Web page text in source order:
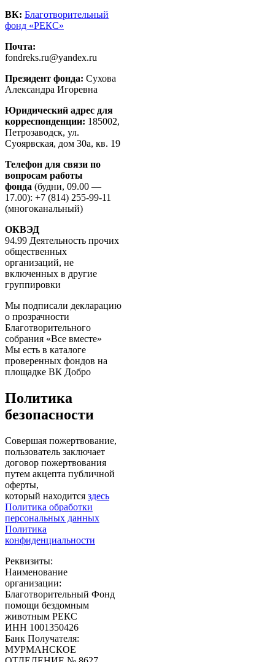
ВК: Благотворительный
фонд «РЕКС»
Почта:
fondreks.ru@yandex.ru
Президент фонда: Сухова
Александра Игоревна
Юридический адрес для
корреспонденции: 185002,
Петрозаводск, ул.
Суоярвская, дом 30а, кв. 19
Телефон для связи по
вопросам работы
фонда (будни, 09.00 —
17.00): +7 (814) 255-99-11
(многоканальный)
ОКВЭД
94.99 Деятельность прочих
общественных
организаций, не
включенных в другие
группировки
Мы подписали декларацию
о прозрачности
Благотворительного
собрания «Все вместе»
Мы есть в каталоге
проверенных фондов на
площадке ВК Добро
Политика
безопасности
Совершая пожертвование,
пользователь заключает
договор пожертвования
путем акцепта публичной
оферты,
который находится здесь
Политика обработки
персональных данных
Политика
конфиденциальности
Реквизиты:
Наименование
организации:
Благотворительный Фонд
помощи бездомным
животным РЕКС
ИНН 1001350426
Банк Получателя:
МУРМАНСКОЕ